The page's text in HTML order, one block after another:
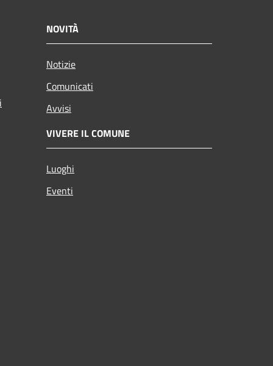
NOVITÀ
Notizie
Comunicati
Avvisi
VIVERE IL COMUNE
Luoghi
Eventi